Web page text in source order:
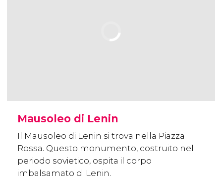
Mausoleo di Lenin
Il Mausoleo di Lenin si trova nella Piazza
Rossa. Questo monumento, costruito nel
periodo sovietico, ospita il corpo
imbalsamato di Lenin.